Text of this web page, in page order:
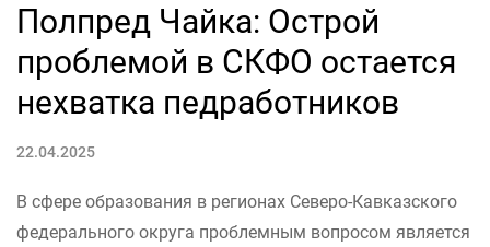
Полпред Чайка: Острой
проблемой в СКФО остается
нехватка педработников
22.04.2025
В сфере образования в регионах Северо-Кавказского
федерального округа проблемным вопросом является